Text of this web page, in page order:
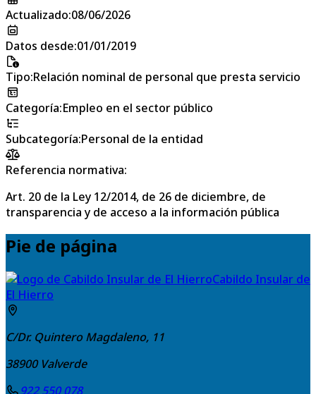
Actualizado:08/06/2026
Datos desde:01/01/2019
Tipo:Relación nominal de personal que presta servicio
Categoría:Empleo en el sector público
Subcategoría:Personal de la entidad
Referencia normativa:
Art. 20 de la Ley 12/2014, de 26 de diciembre, de
transparencia y de acceso a la información pública
Pie de página
Cabildo Insular de
El Hierro
C/Dr. Quintero Magdaleno, 11
38900 Valverde
922 550 078